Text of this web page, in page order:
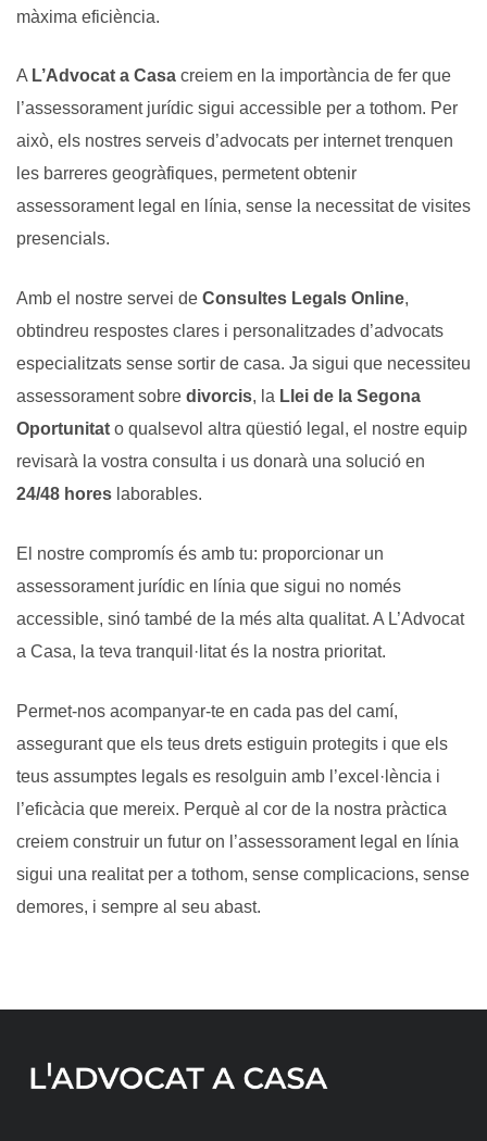
màxima eficiència.
A L’Advocat a Casa creiem en la importància de fer que
l’assessorament jurídic sigui accessible per a tothom. Per
això, els nostres serveis d’advocats per internet trenquen
les barreres geogràfiques, permetent obtenir
assessorament legal en línia, sense la necessitat de visites
presencials.
Amb el nostre servei de Consultes Legals Online,
obtindreu respostes clares i personalitzades d’advocats
especialitzats sense sortir de casa. Ja sigui que necessiteu
assessorament sobre divorcis, la Llei de la Segona
Oportunitat o qualsevol altra qüestió legal, el nostre equip
revisarà la vostra consulta i us donarà una solució en
24/48 hores laborables.
El nostre compromís és amb tu: proporcionar un
assessorament jurídic en línia que sigui no només
accessible, sinó també de la més alta qualitat. A L’Advocat
a Casa, la teva tranquil·litat és la nostra prioritat.
Permet-nos acompanyar-te en cada pas del camí,
assegurant que els teus drets estiguin protegits i que els
teus assumptes legals es resolguin amb l’excel·lència i
l’eficàcia que mereix. Perquè al cor de la nostra pràctica
creiem construir un futur on l’assessorament legal en línia
sigui una realitat per a tothom, sense complicacions, sense
demores, i sempre al seu abast.